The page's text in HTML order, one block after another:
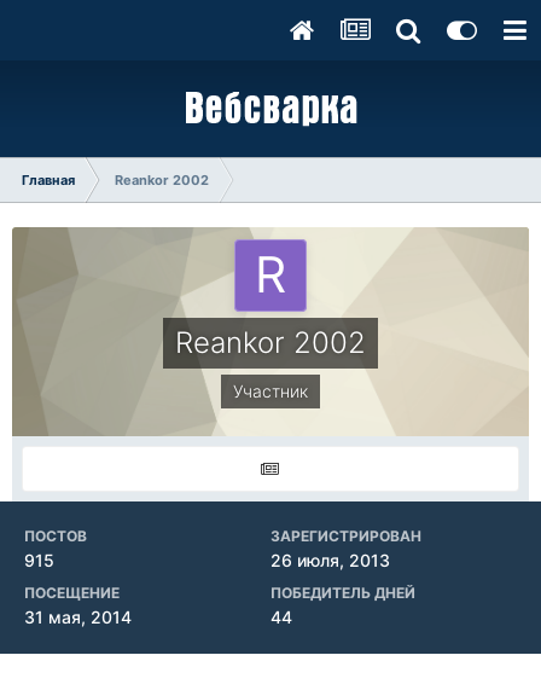
Главная Reankor 2002
Reankor 2002
Участник
ПОСТОВ
915
ЗАРЕГИСТРИРОВАН
26 июля, 2013
ПОСЕЩЕНИЕ
31 мая, 2014
ПОБЕДИТЕЛЬ ДНЕЙ
44